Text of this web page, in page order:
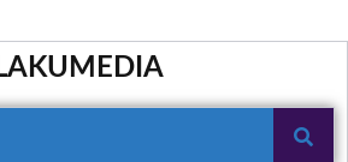
LAKUMEDIA